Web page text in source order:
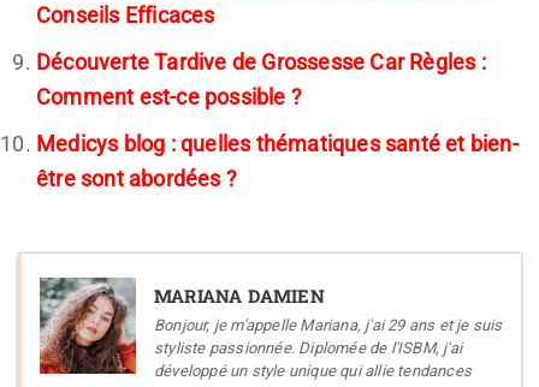
Conseils Efficaces
Découverte Tardive de Grossesse Car Règles :
Comment est-ce possible ?
Medicys blog : quelles thématiques santé et bien-
être sont abordées ?
MARIANA DAMIEN
Bonjour, je m'appelle Mariana, j'ai 29 ans et je suis
styliste passionnée. Diplomée de l'ISBM, j'ai
développé un style unique qui allie tendances